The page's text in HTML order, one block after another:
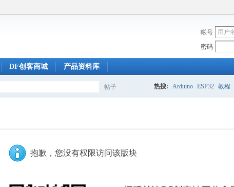
帐号
密码
DF创客商城 产品资料库
帖子 热搜: Arduino ESP32 教程
抱歉，您没有权限访问该版块